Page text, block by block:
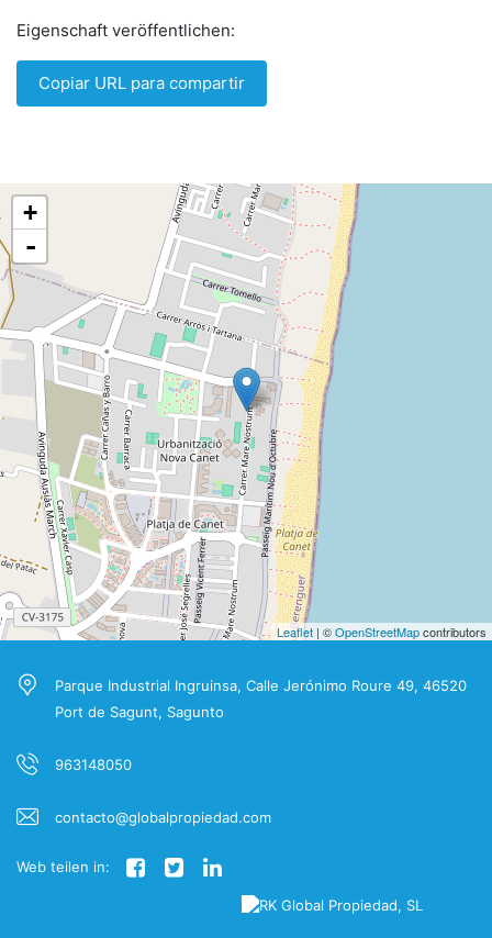
Eigenschaft veröffentlichen:
Copiar URL para compartir
+
-
Leaflet | ©OpenStreetMapcontributors
Parque Industrial Ingruinsa, Calle Jerónimo Roure 49, 46520
Port de Sagunt, Sagunto
963148050
contacto@globalpropiedad.com
Web teilen in: